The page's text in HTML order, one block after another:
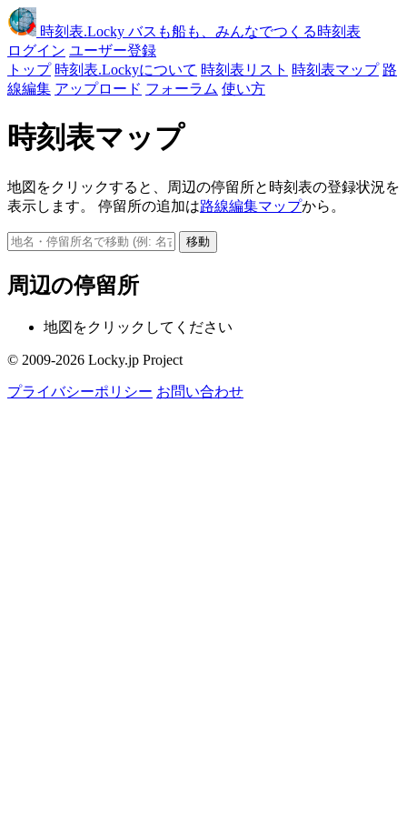
時刻表.Locky バスも船も、みんなでつくる時刻表
ログイン ユーザー登録
トップ 時刻表.Lockyについて 時刻表リスト 時刻表マップ 路
線編集 アップロード フォーラム 使い方
時刻表マップ
地図をクリックすると、周辺の停留所と時刻表の登録状況を
表示します。 停留所の追加は路線編集マップから。
移動
周辺の停留所
地図をクリックしてください
© 2009-2026 Locky.jp Project
プライバシーポリシー お問い合わせ